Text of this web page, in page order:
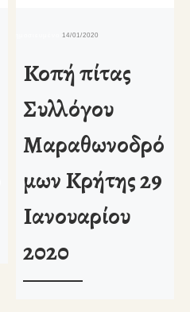
14/01/2020
Κοπή πίτας
Συλλόγου
Μαραθωνοδρό
μων Κρήτης 29
Ιανουαρίου
2020